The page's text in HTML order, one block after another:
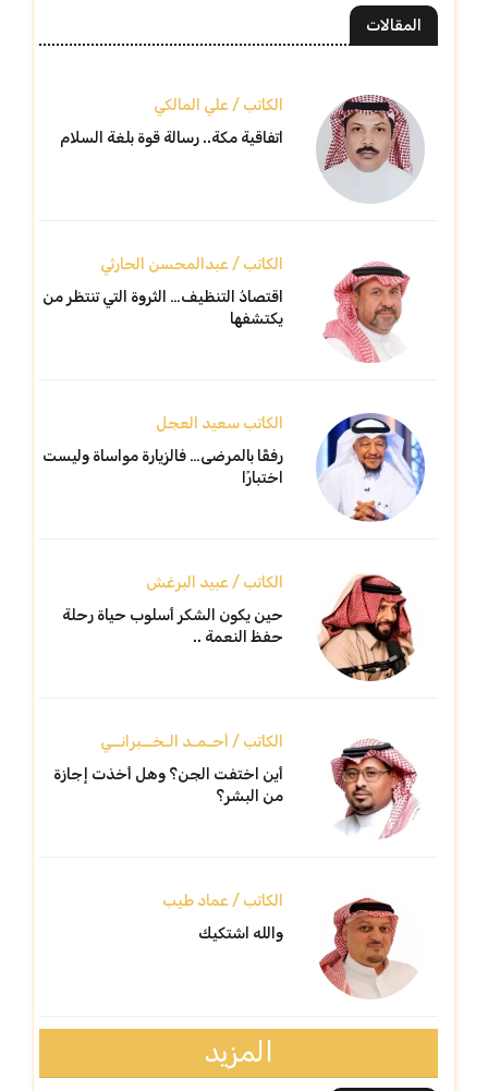
المقالات
الكاتب / علي المالكي
اتفاقية مكة.. رسالة قوة بلغة السلام
الكاتب / عبدالمحسن الحارثي
اقتصادُ التنظيف… الثروة التي تنتظر من
يكتشفها
الكاتب سعيد العجل
رفقًا بالمرضى… فالزيارة مواساة وليست
اختبارًا
الكاتب / عبيد البرغش
حين يكون الشكر أسلوب حياة رحلة
حفظ النعمة ..
الكاتب / أحـمـد الـخــبرانــي
أين اختفت الجن؟ وهل أخذت إجازة
من البشر؟
الكاتب / عماد طيب
والله اشتكيك
المزيد